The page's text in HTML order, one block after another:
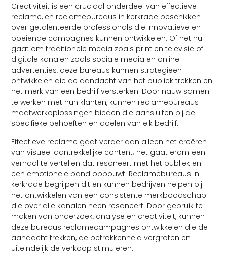
Creativiteit is een cruciaal onderdeel van effectieve
reclame, en reclamebureaus in kerkrade beschikken
over getalenteerde professionals die innovatieve en
boeiende campagnes kunnen ontwikkelen. Of het nu
gaat om traditionele media zoals print en televisie of
digitale kanalen zoals sociale media en online
advertenties, deze bureaus kunnen strategieën
ontwikkelen die de aandacht van het publiek trekken en
het merk van een bedrijf versterken. Door nauw samen
te werken met hun klanten, kunnen reclamebureaus
maatwerkoplossingen bieden die aansluiten bij de
specifieke behoeften en doelen van elk bedrijf.
Effectieve reclame gaat verder dan alleen het creëren
van visueel aantrekkelijke content; het gaat erom een ​​
verhaal te vertellen dat resoneert met het publiek en
een emotionele band opbouwt. Reclamebureaus in
kerkrade begrijpen dit en kunnen bedrijven helpen bij
het ontwikkelen van een consistente merkboodschap
die over alle kanalen heen resoneert. Door gebruik te
maken van onderzoek, analyse en creativiteit, kunnen
deze bureaus reclamecampagnes ontwikkelen die de
aandacht trekken, de betrokkenheid vergroten en
uiteindelijk de verkoop stimuleren.